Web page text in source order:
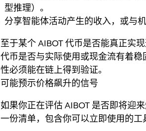
型推理）。
分享智能体活动产生的收入，或与
至于某个 AIBOT 代币是否能真正实
代币是否与实际使用或现金流有着
性必须能在链上得到验证。
可能预示价格飙升的信号
如果你正在评估 AIBOT 是否即将迎
一份清单，包含你可以立即使用的工